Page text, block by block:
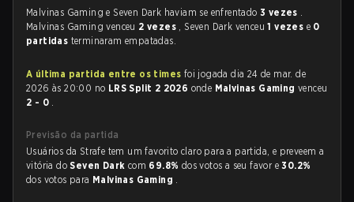
Malvinas Gaming e Seven Dark haviam se enfrentado 3 vezes .
Malvinas Gaming venceu 2 vezes , Seven Dark venceu1 vezes e 0
partidas terminaram empatadas.
A última partida entre os times foi jogada dia 24 de mar. de
2026 às 20:00 no LRS Split 2 2026 onde Malvinas Gamingvenceu
2 - 0 .
Previsão da partida
Usuários da Strafe tem um favorito claro para a partida, e preveem a
vitória doSeven Dark com 69.8% dos votos a seu favor e30.2%
dos votos para Malvinas Gaming .